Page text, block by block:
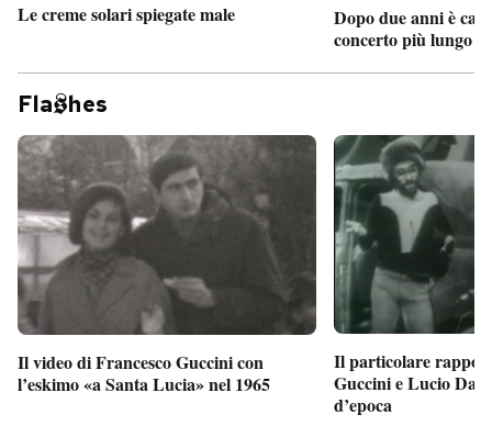
Le creme solari spiegate male
Dopo due anni è
concerto più lungo
Fla hes
Il video di Francesco Guccini con
l’eskimo «a Santa Lucia» nel 1965
Il particolare
Guccini e Lucio
d’epoca